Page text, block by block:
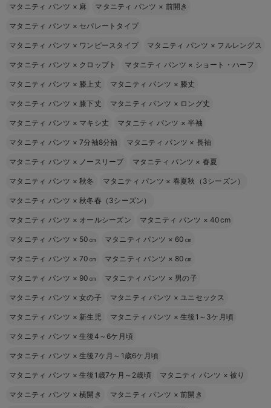
マタニティ パンツ × 麻 マタニティ パンツ × 前開き
マタニティ パンツ × セパレートタイプ
マタニティ パンツ × ワンピースタイプ マタニティ パンツ × フルレングス
マタニティ パンツ × クロップト マタニティ パンツ × ショート・ハーフ
マタニティ パンツ × 膝上丈 マタニティ パンツ × 膝丈
マタニティ パンツ × 膝下丈 マタニティ パンツ × ロング丈
マタニティ パンツ × マキシ丈 マタニティ パンツ ×半袖
マタニティ パンツ ×7分袖8分袖 マタニティ パンツ × 長袖
マタニティ パンツ × ノースリーブ マタニティ パンツ × 春夏
マタニティ パンツ ×秋冬 マタニティ パンツ × 春夏秋（3シーズン）
マタニティ パンツ ×秋冬春（3シーズン）
マタニティ パンツ × オールシーズン マタニティ パンツ ×40cm
マタニティ パンツ × 50㎝ マタニティ パンツ × 60㎝
マタニティ パンツ ×70㎝ マタニティ パンツ × 80㎝
マタニティ パンツ × 90㎝ マタニティ パンツ × 男の子
マタニティ パンツ ×女の子 マタニティ パンツ × ユニセックス
マタニティ パンツ × 新生児 マタニティ パンツ ×生後1～3ケ月頃
マタニティ パンツ ×生後4～6ケ月頃
マタニティ パンツ ×生後7ケ月～1歳6ケ月頃
マタニティ パンツ ×生後1歳7ケ月～2歳頃 マタニティ パンツ ×被り
マタニティ パンツ ×横開き マタニティ パンツ ×前開き